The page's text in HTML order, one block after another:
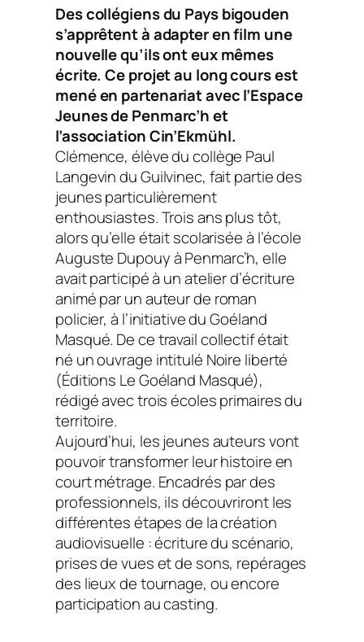
Des collégiens du Pays bigouden
s’apprêtent à adapter en film une
nouvelle qu’ils ont eux mêmes
écrite. Ce projet au long cours est
mené en partenariat avec l’Espace
Jeunes de Penmarc’h et
l’association Cin’Ekmühl.
Clémence, élève du collège Paul
Langevin du Guilvinec, fait partie des
jeunes particulièrement
enthousiastes. Trois ans plus tôt,
alors qu’elle était scolarisée à l’école
Auguste Dupouy à Penmarc’h, elle
avait participé à un atelier d’écriture
animé par un auteur de roman
policier, à l’initiative du Goéland
Masqué. De ce travail collectif était
né un ouvrage intitulé Noire liberté
(Éditions Le Goéland Masqué),
rédigé avec trois écoles primaires du
territoire.
Aujourd’hui, les jeunes auteurs vont
pouvoir transformer leur histoire en
court métrage. Encadrés par des
professionnels, ils découvriront les
différentes étapes de la création
audiovisuelle : écriture du scénario,
prises de vues et de sons, repérages
des lieux de tournage, ou encore
participation au casting.